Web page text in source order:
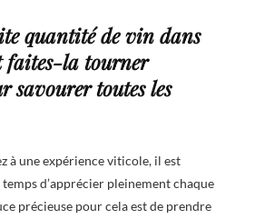
quantité de vin dans
faites-la tourner
savourer toutes les
à une expérience viticole, il est
d’apprécier pleinement chaque
précieuse pour cela est de prendre